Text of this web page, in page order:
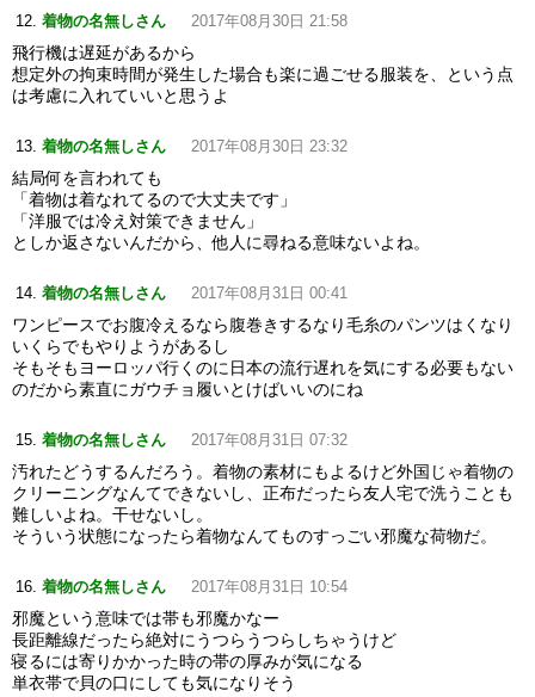
着物の名無しさん 2017年08月30日 21:58
飛行機は遅延があるから
想定外の拘束時間が発生した場合も楽に過ごせる服装を、という点
は考慮に入れていいと思うよ
着物の名無しさん 2017年08月30日 23:32
結局何を言われても
「着物は着なれてるので大丈夫です」
「洋服では冷え対策できません」
としか返さないんだから、他人に尋ねる意味ないよね。
着物の名無しさん 2017年08月31日 00:41
ワンピースでお腹冷えるなら腹巻きするなり毛糸のパンツはくなり
いくらでもやりようがあるし
そもそもヨーロッパ行くのに日本の流行遅れを気にする必要もない
のだから素直にガウチョ履いとけばいいのにね
着物の名無しさん 2017年08月31日 07:32
汚れたどうするんだろう。着物の素材にもよるけど外国じゃ着物の
クリーニングなんてできないし、正布だったら友人宅で洗うことも
難しいよね。干せないし。
そういう状態になったら着物なんてものすっごい邪魔な荷物だ。
着物の名無しさん 2017年08月31日 10:54
邪魔という意味では帯も邪魔かなー
長距離線だったら絶対にうつらうつらしちゃうけど
寝るには寄りかかった時の帯の厚みが気になる
単衣帯で貝の口にしても気になりそう